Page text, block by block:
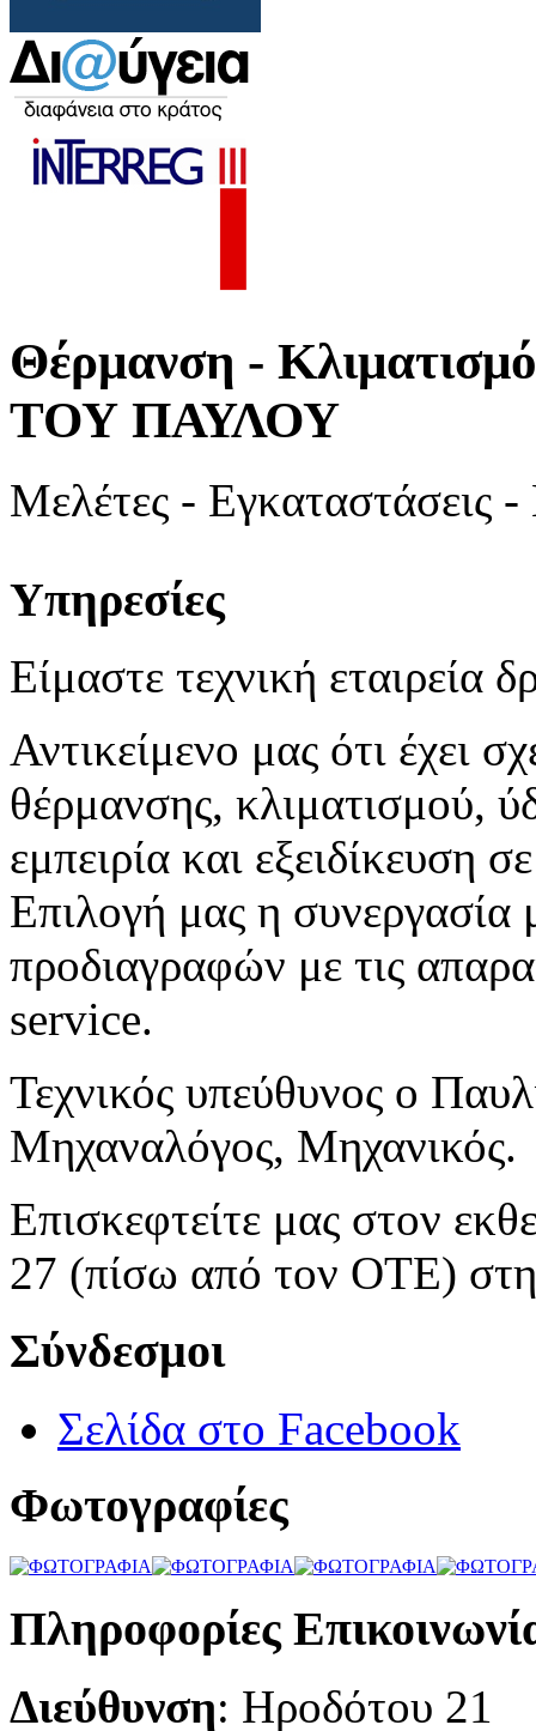
Θέρμανση -
ΤΟΥ ΠΑΥΛΟΥ
Μελέτες - Εγκαταστάσεις
Υπηρεσίες
Είμαστε τεχνική εταιρεία
Αντικείμενο μας ότι έχει
θέρμανσης, κλιματισμού,
εμπειρία και εξειδίκευση
Επιλογή μας η συνεργασία
προδιαγραφών με τις
service.
Τεχνικός υπεύθυνος ο
Μηχαναλόγος, Μηχανικός.
Επισκεφτείτε μας στον
27 (πίσω από τον ΟΤΕ)
Σύνδεσμοι
Σελίδα στο Facebook
Φωτογραφίες
Πληροφορίες
Διεύθυνση: Ηροδότου 21